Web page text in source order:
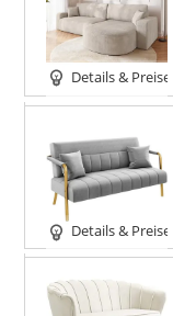
Details & Preise
Details & Preise